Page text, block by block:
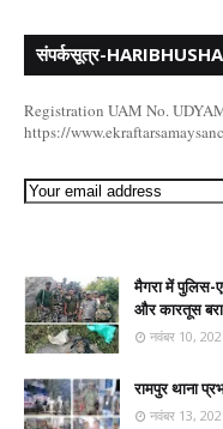
संपर्कसूत्र-
Registration UAM No.
https://
मैगरा में पुलिस-
और कारतूस
नवंबर 10,
रामपुर थाना
नवंबर 13,